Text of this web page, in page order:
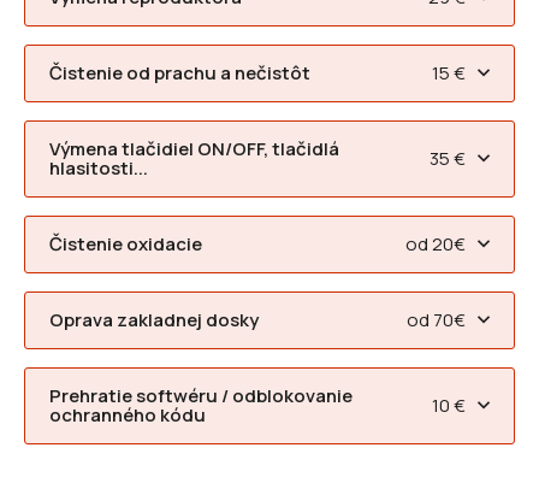
Čistenie od prachu a nečistôt 15 €
Výmena tlačidiel ON/OFF, tlačidlá
hlasitosti... 35 €
Čistenie oxidacie od 20€
Oprava zakladnej dosky od 70€
Prehratie softwéru / odblokovanie
ochranného kódu 10 €